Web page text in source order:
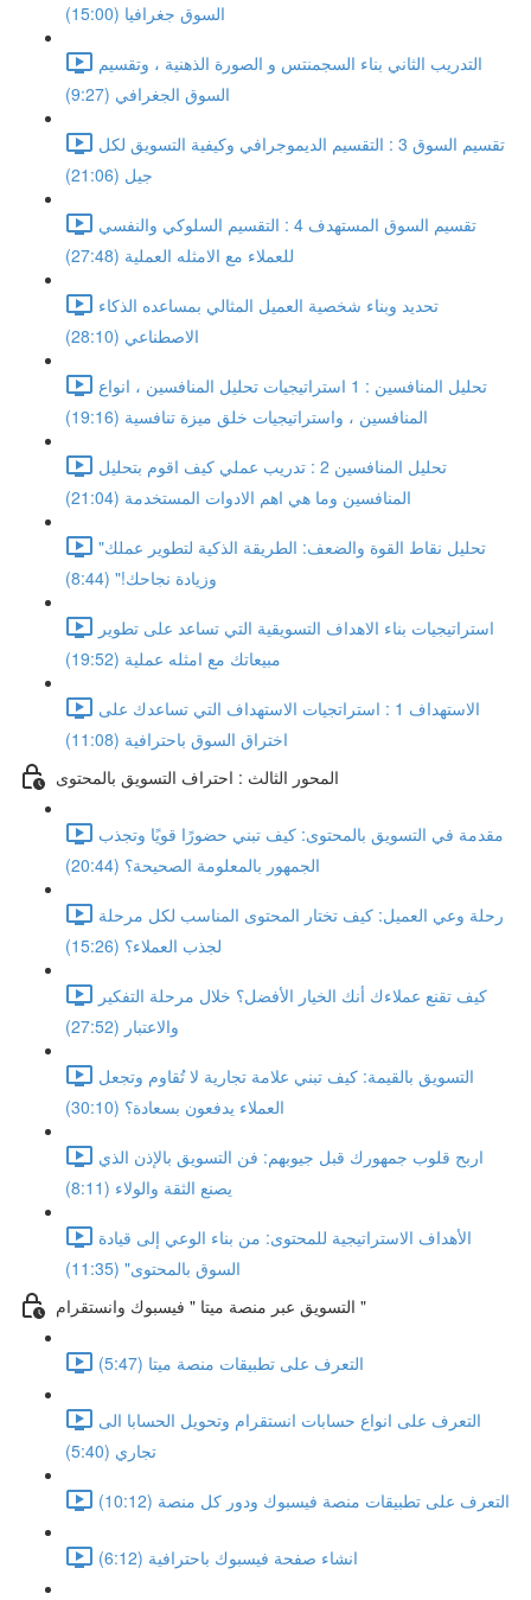
السوق جغرافيا (15:00)
التدريب الثاني بناء السجمنتس و الصورة الذهنية ، وتقسيم
السوق الجغرافي (9:27)
تقسيم السوق 3 : التقسيم الديموجرافي وكيفية التسويق لكل
جيل (21:06)
تقسيم السوق المستهدف 4 : التقسيم السلوكي والنفسي
للعملاء مع الامثله العملية (27:48)
تحديد وبناء شخصية العميل المثالي بمساعده الذكاء
الاصطناعي (28:10)
تحليل المنافسين : 1 استراتيجيات تحليل المنافسين ، انواع
المنافسين ، واستراتيجيات خلق ميزة تنافسية (19:16)
تحليل المنافسين 2 : تدريب عملي كيف اقوم بتحليل
المنافسين وما هي اهم الادوات المستخدمة (21:04)
"تحليل نقاط القوة والضعف: الطريقة الذكية لتطوير عملك
وزيادة نجاحك!" (8:44)
استراتيجيات بناء الاهداف التسويقية التي تساعد على تطوير
مبيعاتك مع امثله عملية (19:52)
الاستهداف 1 : استراتجيات الاستهداف التي تساعدك على
اختراق السوق باحترافية (11:08)
المحور الثالث : احتراف التسويق بالمحتوى
مقدمة في التسويق بالمحتوى: كيف تبني حضورًا قويًا وتجذب
الجمهور بالمعلومة الصحيحة؟ (20:44)
رحلة وعي العميل: كيف تختار المحتوى المناسب لكل مرحلة
لجذب العملاء؟ (15:26)
كيف تقنع عملاءك أنك الخيار الأفضل؟ خلال مرحلة التفكير
والاعتبار (27:52)
التسويق بالقيمة: كيف تبني علامة تجارية لا تُقاوم وتجعل
العملاء يدفعون بسعادة؟ (30:10)
اربح قلوب جمهورك قبل جيوبهم: فن التسويق بالإذن الذي
يصنع الثقة والولاء (8:11)
الأهداف الاستراتيجية للمحتوى: من بناء الوعي إلى قيادة
السوق بالمحتوى" (11:35)
التسويق عبر منصة ميتا " فيسبوك وانستقرام "
التعرف على تطبيقات منصة ميتا (5:47)
التعرف على انواع حسابات انستقرام وتحويل الحسابا الى
تجاري (5:40)
التعرف على تطبيقات منصة فيسبوك ودور كل منصة (10:12)
انشاء صفحة فيسبوك باحترافية (6:12)